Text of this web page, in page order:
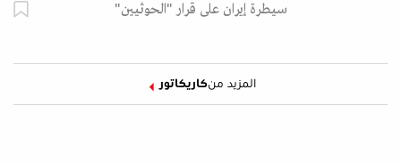
سيطرة إيران على قرار "الحوثيين"
المزيد منكاريكاتور